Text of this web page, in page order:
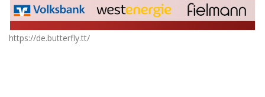
https://de.butterfly.tt/